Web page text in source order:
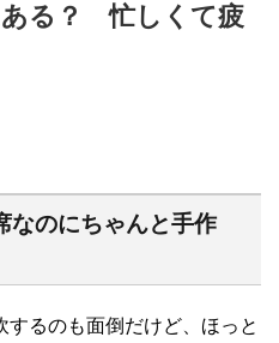
ある？ 忙しくて疲
なのにちゃんと手作
るのも面倒だけど、ほっと